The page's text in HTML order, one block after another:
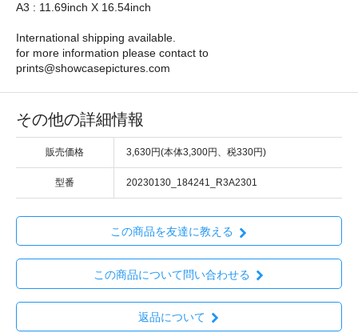
A3 : 11.69inch X 16.54inch
International shipping available.
for more information please contact to
prints@showcasepictures.com
その他の詳細情報
販売価格 3,630円(本体3,300円、税330円)
型番 20230130_184241_R3A2301
この商品を友達に教える
この商品について問い合わせる
返品について